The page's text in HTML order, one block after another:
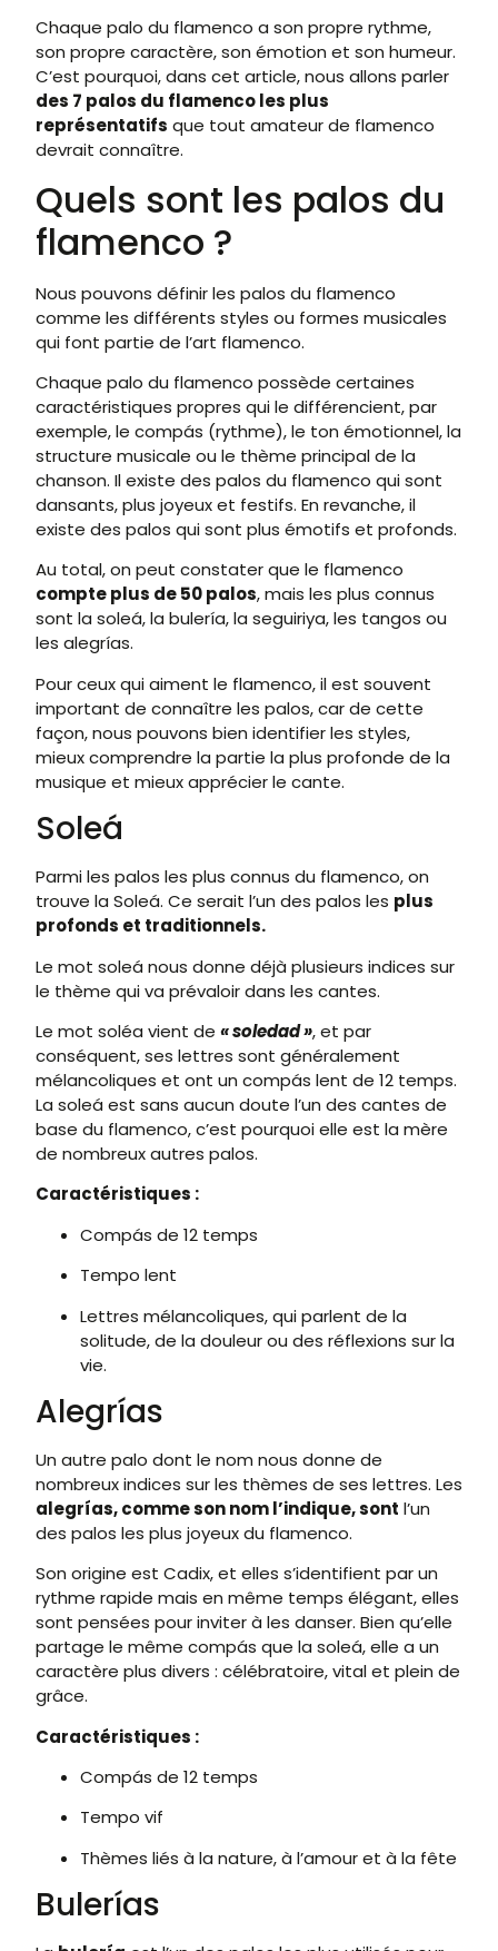
Chaque palo du flamenco a son propre rythme,
son propre caractère, son émotion et son humeur.
C’est pourquoi, dans cet article, nous allons parler
des 7 palos du flamenco les plus
représentatifs que tout amateur de flamenco
devrait connaître.
Quels sont les palos du
flamenco ?
Nous pouvons définir les palos du flamenco
comme les différents styles ou formes musicales
qui font partie de l’art flamenco.
Chaque palo du flamenco possède certaines
caractéristiques propres qui le différencient, par
exemple, le compás (rythme), le ton émotionnel, la
structure musicale ou le thème principal de la
chanson. Il existe des palos du flamenco qui sont
dansants, plus joyeux et festifs. En revanche, il
existe des palos qui sont plus émotifs et profonds.
Au total, on peut constater que le flamenco
compte plus de 50 palos, mais les plus connus
sont la soleá, la bulería, la seguiriya, les tangos ou
les alegrías.
Pour ceux qui aiment le flamenco, il est souvent
important de connaître les palos, car de cette
façon, nous pouvons bien identifier les styles,
mieux comprendre la partie la plus profonde de la
musique et mieux apprécier le cante.
Soleá
Parmi les palos les plus connus du flamenco, on
trouve la Soleá. Ce serait l’un des palos les plus
profonds et traditionnels.
Le mot soleá nous donne déjà plusieurs indices sur
le thème qui va prévaloir dans les cantes.
Le mot soléa vient de « soledad », et par
conséquent, ses lettres sont généralement
mélancoliques et ont un compás lent de 12 temps.
La soleá est sans aucun doute l’un des cantes de
base du flamenco, c’est pourquoi elle est la mère
de nombreux autres palos.
Caractéristiques :
Compás de 12 temps
Tempo lent
Lettres mélancoliques, qui parlent de la
solitude, de la douleur ou des réflexions sur la
vie.
Alegrías
Un autre palo dont le nom nous donne de
nombreux indices sur les thèmes de ses lettres. Les
alegrías, comme son nom l’indique, sont l’un
des palos les plus joyeux du flamenco.
Son origine est Cadix, et elles s’identifient par un
rythme rapide mais en même temps élégant, elles
sont pensées pour inviter à les danser. Bien qu’elle
partage le même compás que la soleá, elle a un
caractère plus divers : célébratoire, vital et plein de
grâce.
Caractéristiques :
Compás de 12 temps
Tempo vif
Thèmes liés à la nature, à l’amour et à la fête
Bulerías